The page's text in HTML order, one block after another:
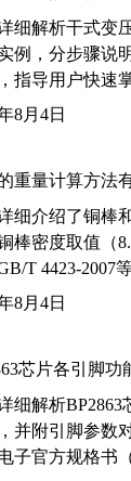
细解析干式变
例，分步骤说
指导用户快速
8月4日
重量计算方法
细介绍了铜棒
棒密度取值（
T 4423-2007
8月4日
芯片各引脚功
细解析
并附引脚参数
子官方规格书